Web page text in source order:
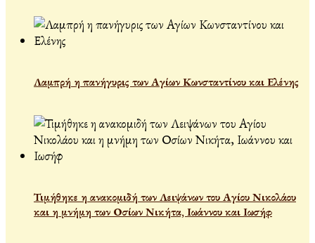
Λαμπρή η πανήγυρις των Αγίων Κωνσταντίνου και Ελένης
Τιμήθηκε η ανακομιδή των Λειψάνων του Αγίου Νικολάου
και η μνήμη των Οσίων Νικήτα, Ιωάννου και Ιωσήφ